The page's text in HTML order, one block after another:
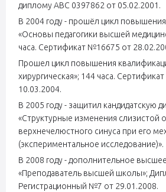
диплому АВС 0397862 от 05.02.2001.
В 2004 году - прошёл цикл
«Основы педагогики высшей
часа. Сертификат №16675 от
Прошел цикл повышения
хирургическая»; 144 часа.
10.03.2004.
В 2005 году - защитил кандидатскую
«Структурные изменения слизистой
верхнечелюстного синуса при его
(экспериментальное исследование)».
В 2008 году - дополнительное
«Преподаватель высшей школы»;
Регистрационный №7 от 29.01.2008.